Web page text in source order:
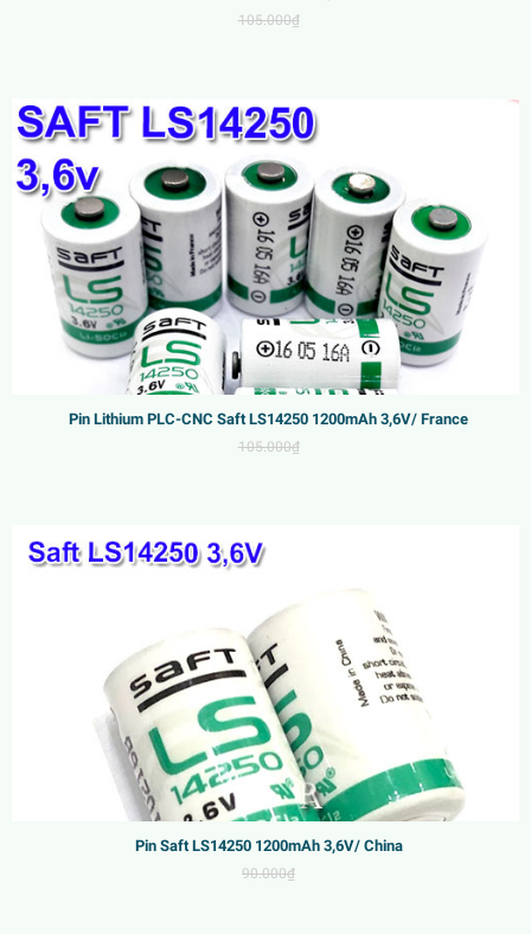
105.000₫
Pin Lithium PLC-CNC Saft LS14250 1200mAh 3,6V/ France
105.000₫
Pin Saft LS14250 1200mAh 3,6V/ China
90.000₫